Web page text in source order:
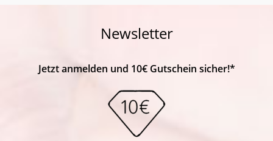
Newsletter
Jetzt anmelden und 10€ Gutschein sicher!*